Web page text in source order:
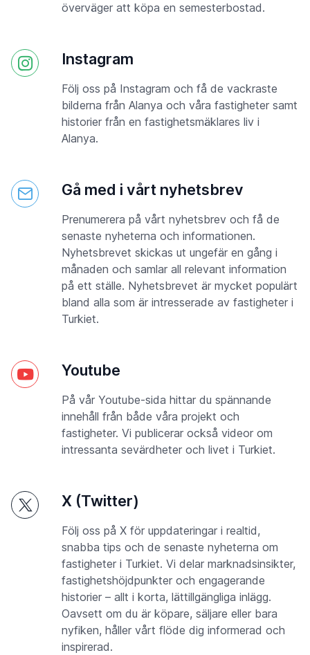
överväger att köpa en semesterbostad.
Instagram
Följ oss på Instagram och få de vackraste
bilderna från Alanya och våra fastigheter samt
historier från en fastighetsmäklares liv i
Alanya.
Gå med i vårt nyhetsbrev
Prenumerera på vårt nyhetsbrev och få de
senaste nyheterna och informationen.
Nyhetsbrevet skickas ut ungefär en gång i
månaden och samlar all relevant information
på ett ställe. Nyhetsbrevet är mycket populärt
bland alla som är intresserade av fastigheter i
Turkiet.
Youtube
På vår Youtube-sida hittar du spännande
innehåll från både våra projekt och
fastigheter. Vi publicerar också videor om
intressanta sevärdheter och livet i Turkiet.
X (Twitter)
Följ oss på X för uppdateringar i realtid,
snabba tips och de senaste nyheterna om
fastigheter i Turkiet. Vi delar marknadsinsikter,
fastighetshöjdpunkter och engagerande
historier – allt i korta, lättillgängliga inlägg.
Oavsett om du är köpare, säljare eller bara
nyfiken, håller vårt flöde dig informerad och
inspirerad.